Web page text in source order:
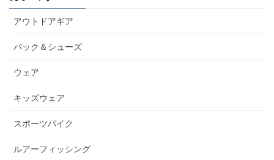
アウトドアギア
パック＆シューズ
ウェア
キッズウェア
スポーツバイク
ルアーフィッシング